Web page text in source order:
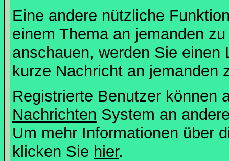
Eine andere nützliche
einem Thema an jemanden
anschauen, werden Sie
kurze Nachricht an jemanden
Registrierte Benutzer können
Nachrichten System an
Um mehr Informationen über
klicken Sie hier.